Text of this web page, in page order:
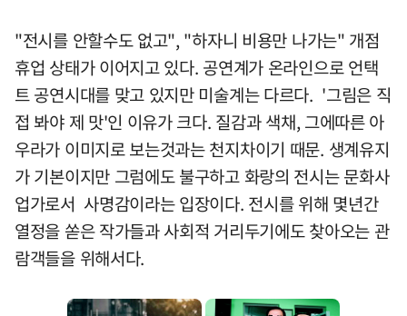
"전시를 안할수도 없고", "하자니 비용만 나가는" 개점
휴업 상태가 이어지고 있다. 공연계가 온라인으로 언택
트 공연시대를 맞고 있지만 미술계는 다르다. '그림은 직
접 봐야 제 맛'인 이유가 크다. 질감과 색채, 그에따른 아
우라가 이미지로 보는것과는 천지차이기 때문. 생계유지
가 기본이지만 그럼에도 불구하고 화랑의 전시는 문화사
업가로서 사명감이라는 입장이다. 전시를 위해 몇년간
열정을 쏟은 작가들과 사회적 거리두기에도 찾아오는 관
람객들을 위해서다.